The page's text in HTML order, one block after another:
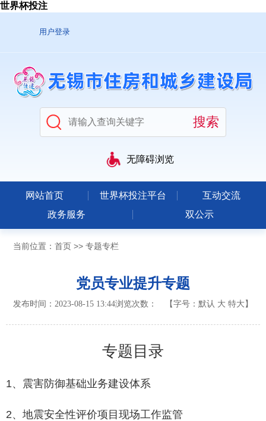
世界杯投注
用户登录
无障碍浏览
网站首页 世界杯投注平台
互动交流
政务服务
双公示
当前位置： 首页>> 专题专栏
党员专业提升专题
发布时间：2023-08-15 13:44浏览次数： 【字号： 默认 大 特大 】
专题目录
1、震害防御基础业务建设体系
2、地震安全性评价项目现场工作监管